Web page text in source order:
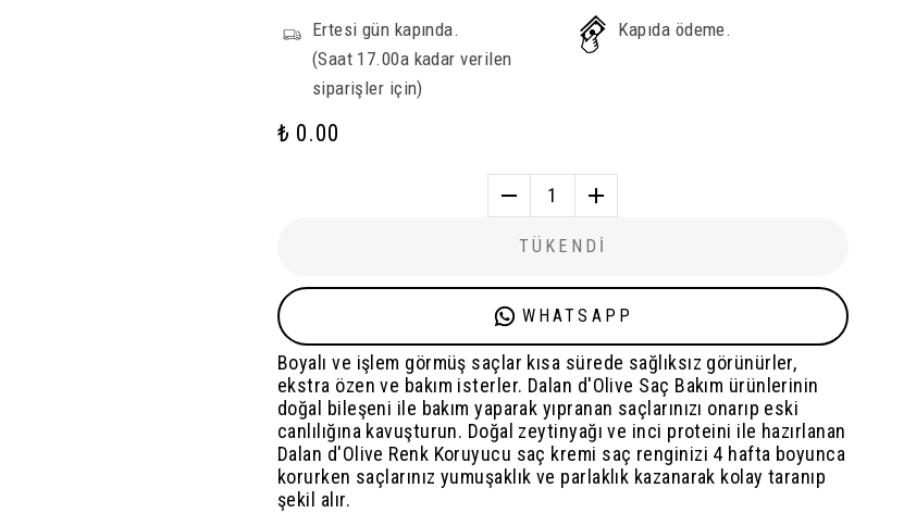
Ertesi gün kapında.
(Saat 17.00a kadar verilen
siparişler için)
Kapıda ödeme.
₺ 0.00
1
TÜKENDİ
WHATSAPP
Boyalı ve işlem görmüş saçlar kısa sürede sağlıksız görünürler,
ekstra özen ve bakım isterler. Dalan d'Olive Saç Bakım ürünlerinin
doğal bileşeni ile bakım yaparak yıpranan saçlarınızı onarıp eski
canlılığına kavuşturun. Doğal zeytinyağı ve inci proteini ile hazırlanan
Dalan d'Olive Renk Koruyucu saç kremi saç renginizi 4 hafta boyunca
korurken saçlarınız yumuşaklık ve parlaklık kazanarak kolay taranıp
şekil alır.